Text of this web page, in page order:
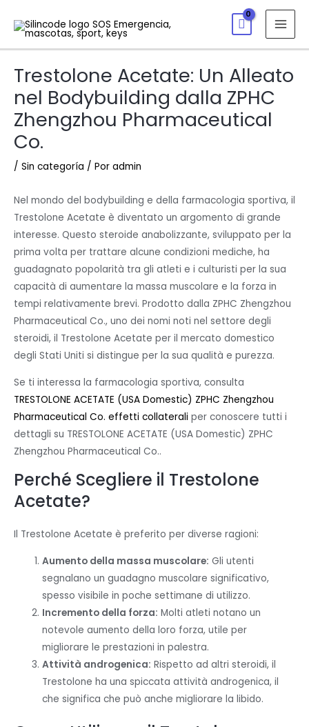
Trestolone Acetate: Un Alleato
nel Bodybuilding dalla ZPHC
Zhengzhou Pharmaceutical
Co.
/ Sin categoría / Por admin
Nel mondo del bodybuilding e della farmacologia sportiva, il
Trestolone Acetate è diventato un argomento di grande
interesse. Questo steroide anabolizzante, sviluppato per la
prima volta per trattare alcune condizioni mediche, ha
guadagnato popolarità tra gli atleti e i culturisti per la sua
capacità di aumentare la massa muscolare e la forza in
tempi relativamente brevi. Prodotto dalla ZPHC Zhengzhou
Pharmaceutical Co., uno dei nomi noti nel settore degli
steroidi, il Trestolone Acetate per il mercato domestico
degli Stati Uniti si distingue per la sua qualità e purezza.
Se ti interessa la farmacologia sportiva, consulta
TRESTOLONE ACETATE (USA Domestic) ZPHC Zhengzhou
Pharmaceutical Co. effetti collaterali per conoscere tutti i
dettagli su TRESTOLONE ACETATE (USA Domestic) ZPHC
Zhengzhou Pharmaceutical Co..
Perché Scegliere il Trestolone
Acetate?
Il Trestolone Acetate è preferito per diverse ragioni:
Aumento della massa muscolare: Gli utenti
segnalano un guadagno muscolare significativo,
spesso visibile in poche settimane di utilizzo.
Incremento della forza: Molti atleti notano un
notevole aumento della loro forza, utile per
migliorare le prestazioni in palestra.
Attività androgenica: Rispetto ad altri steroidi, il
Trestolone ha una spiccata attività androgenica, il
che significa che può anche migliorare la libido.